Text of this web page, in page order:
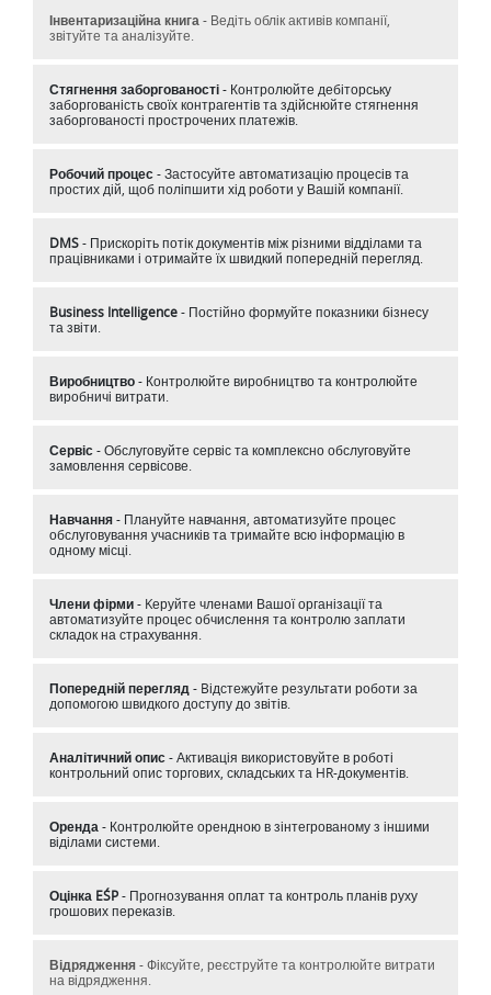
Інвентаризаційна книга - Ведіть облік активів компанії,
звітуйте та аналізуйте.
Стягнення заборгованості- Контролюйте дебіторську
заборгованість своїх контрагентів та здійснюйте стягнення
заборгованості прострочених платежів.
Робочий процес- Застосуйте автоматизацію процесів та
простих дій, щоб поліпшити хід роботи у Вашій компанії.
DMS- Прискоріть потік документів між різними відділами та
працівниками і отримайте їх швидкий попередній перегляд.
Business Intelligence- Постійно формуйте показники бізнесу
та звіти.
Виробництво- Контролюйте виробництво та контролюйте
виробничі витрати.
Сервіс- Обслуговуйте сервіс та комплексно обслуговуйте
замовлення сервісове.
Навчання- Плануйте навчання, автоматизуйте процес
обслуговування учасників та тримайте всю інформацію в
одному місці.
Члени фірми- Kеруйте членами Вашої організації та
автоматизуйте процес обчислення та контролю заплати
складок на страхування.
Попередній перегляд - Bідстежуйте результати роботи за
допомогою швидкого доступу до звітів.
Аналітичний опис- Активація використовуйте в роботі
контрольний опис торгових, складських та HR-документів.
Оренда - Контролюйте орендною в зінтегрованому з іншими
віділами системи.
Оцінка EŚP- Прогнозування оплат та контроль планів руху
грошових переказів.
Відрядження- Фіксуйте, реєструйте та контролюйте витрати
на відрядження.